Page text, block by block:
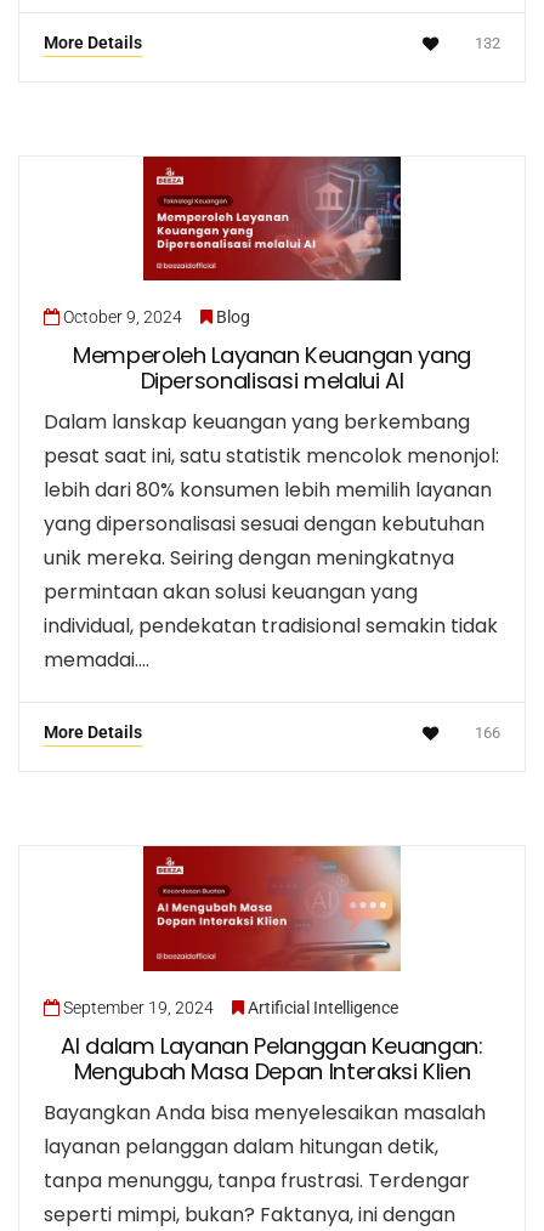
More Details 132
October 9, 2024 Blog
Memperoleh Layanan Keuangan yang
Dipersonalisasi melalui AI
Dalam lanskap keuangan yang berkembang
pesat saat ini, satu statistik mencolok menonjol:
lebih dari 80% konsumen lebih memilih layanan
yang dipersonalisasi sesuai dengan kebutuhan
unik mereka. Seiring dengan meningkatnya
permintaan akan solusi keuangan yang
individual, pendekatan tradisional semakin tidak
memadai….
More Details 166
September 19, 2024 Artificial Intelligence
AI dalam Layanan Pelanggan Keuangan:
Mengubah Masa Depan Interaksi Klien
Bayangkan Anda bisa menyelesaikan masalah
layanan pelanggan dalam hitungan detik,
tanpa menunggu, tanpa frustrasi. Terdengar
seperti mimpi, bukan? Faktanya, ini dengan